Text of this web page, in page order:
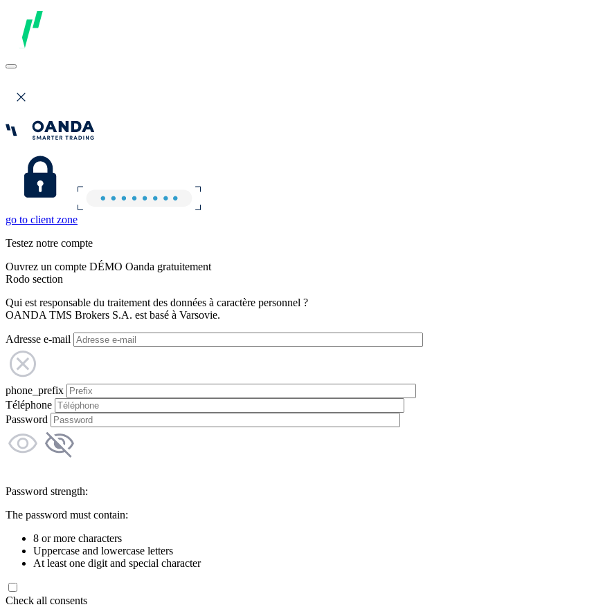
go to client zone
Testez notre compte
Ouvrez un compte DÉMO Oanda gratuitement
Rodo section
Qui est responsable du traitement des données à caractère personnel ?
OANDA TMS Brokers S.A. est basé à Varsovie.
Adresse e-mail
phone_prefix
Téléphone
Password
Password strength:
The password must contain:
8 or more characters
Uppercase and lowercase letters
At least one digit and special character
Check all consents